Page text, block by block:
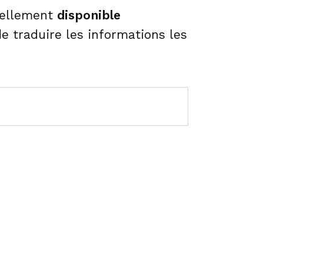
disponible
traduire les informations les